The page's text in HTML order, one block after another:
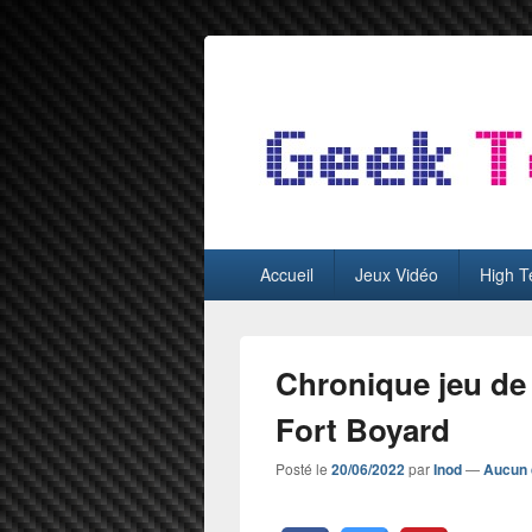
GeekTest
principalAccueil Jeux Vidéo High
Chronique jeu
Fort Boyard
Posté le 20/06/2022parInod—Aucun